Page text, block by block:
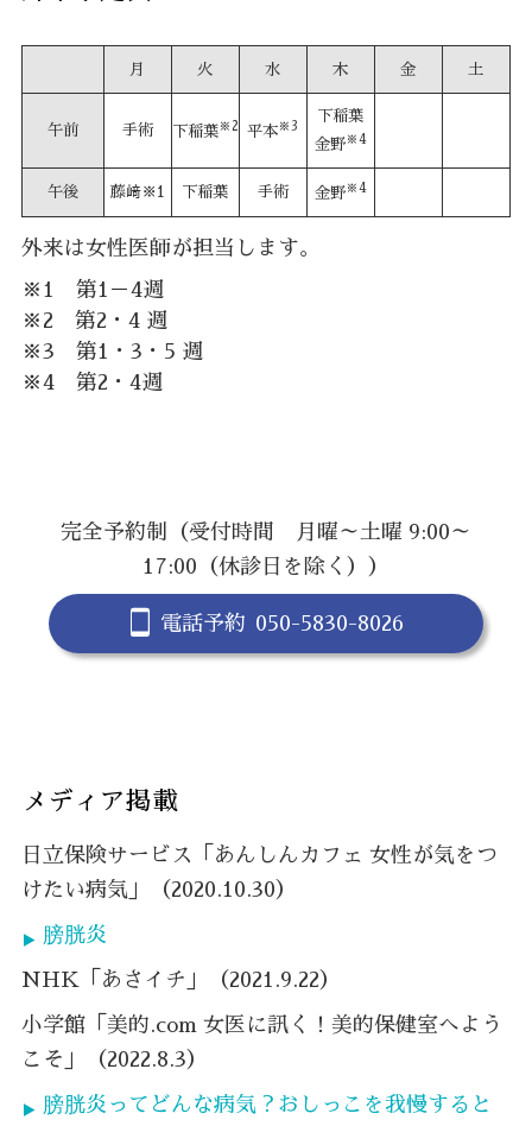
月 火 水 木 金 土
午前 手術 下稲葉※2 平本※3
下稲葉
金野※4
午後 藤﨑※1 下稲葉 手術 金野※4
外来は女性医師が担当します。
※1 第1－4週
※2 第2・4 週
※3 第1・3・5 週
※4 第2・4週
完全予約制（受付時間 月曜～土曜 9:00～
17:00（休診日を除く））
電話予約 050-5830-8026
メディア掲載
日立保険サービス「あんしんカフェ 女性が気をつ
けたい病気」（2020.10.30）
膀胱炎
NHK「あさイチ」（2021.9.22）
小学館「美的.com 女医に訊く！美的保健室へよう
こそ」（2022.8.3）
膀胱炎ってどんな病気？おしっこを我慢すると